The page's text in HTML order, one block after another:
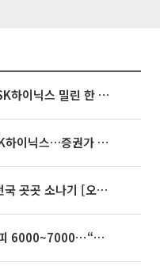
[베스트&워스트] 삼성전자·SK하이닉스 밀린 한 주…상상인증권은 85% 급등
'불안과 기대 사이' 널뛰는 SK하이닉스…증권가 "HBM4·LTA 기반 펀터멘털 견고"
35도 안팎 무더위 이어져…전국 곳곳 소나기 [오늘 날씨]
[주간증시전망] 다음주 코스피 6000~7000⋯“外人 수급은 정책이 변수”